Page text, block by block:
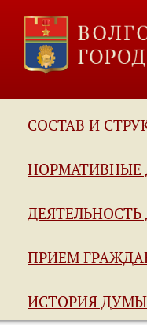
СОСТАВ И
ПРИЕМ
ИСТОРИЯ ДУМЫ